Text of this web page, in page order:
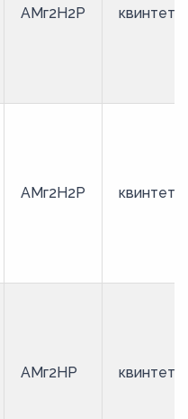
АМг2Н2Р квинтет
АМг2Н2Р квинтет
АМг2НР квинтет